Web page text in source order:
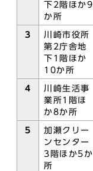
下2階ほか9
か所
3
川崎市役所
第2庁舎地
下1階ほか
10か所
4
川崎生活事
業所1階ほ
か8か所
5
加瀬クリー
ンセンター
3階ほか5か
所